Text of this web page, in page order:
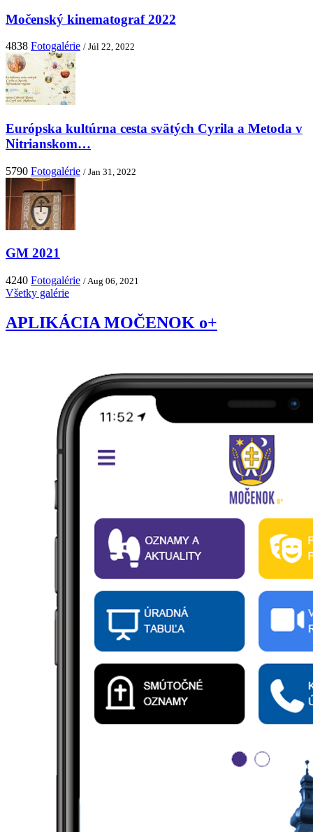
Močenský kinematograf 2022
4838 Fotogalérie / Júl 22, 2022
Európska kultúrna cesta svätých Cyrila a Metoda v
Nitrianskom…
5790 Fotogalérie / Jan 31, 2022
GM 2021
4240 Fotogalérie / Aug 06, 2021
Všetky galérie
APLIKÁCIA MOČENOK o+